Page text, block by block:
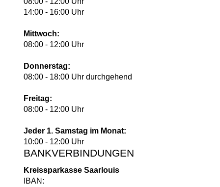
14:00 - 16:00 Uhr
Mittwoch:
08:00 - 12:00 Uhr
Donnerstag:
08:00 - 18:00 Uhr durchgehend
Freitag:
08:00 - 12:00 Uhr
Jeder 1. Samstag im Monat:
10:00 - 12:00 Uhr
BANKVERBINDUNGEN
Kreissparkasse Saarlouis
IBAN: